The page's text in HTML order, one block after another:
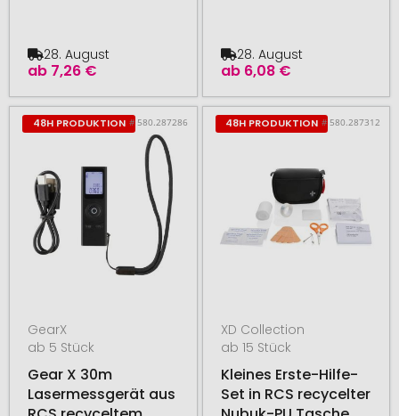
ab 7,26 €
28. August
ab 6,08 €
28. August
48H PRODUKTION # 580.287286
GearX
ab 5 Stück
Gear X 30m
Lasermessgerät aus
48H PRODUKTION # 580.287312
XD Collection
ab 15 Stück
Kleines Erste-Hilfe-
Set in RCS recycelter